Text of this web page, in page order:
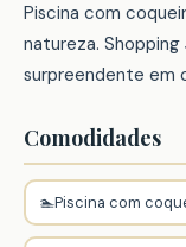
Piscina com
natureza.
surpreendente em
Comodidades
🏊Piscina com